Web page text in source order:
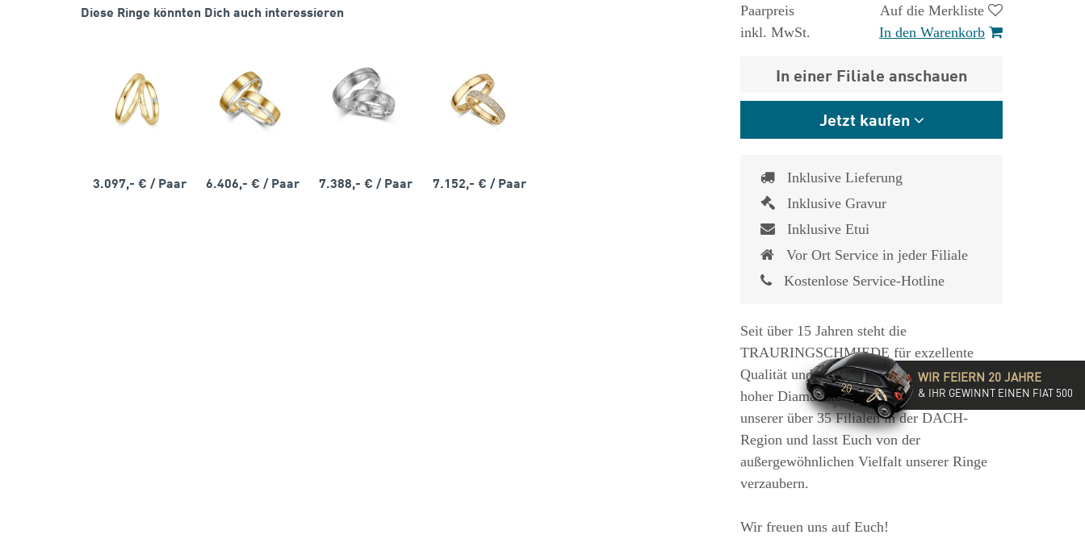
Diese Ringe könnten Dich auch interessieren
3.097,- € / Paar 6.406,- €/ Paar 7.388,- €/ Paar 7.152,- € / Paar
Paarpreis
inkl. MwSt.
Auf die Merkliste
In den Warenkorb
In einer Filiale anschauen
Jetzt kaufen
Inklusive Lieferung
Inklusive Gravur
Inklusive Etui
Vor Ort Service in jeder Filiale
Kostenlose Service-Hotline
Seit über 15 Jahren steht die
TRAURINGSCHMIEDE für exzellente
Qualität und hochwertige Beratung mit
hoher Diamantkompetenz. Besucht eine
unserer über 35 Filialen in der DACH-
Region und lasst Euch von der
außergewöhnlichen Vielfalt unserer Ringe
verzaubern.
Wir freuen uns auf Euch!
WIR FEIERN 20 JAHRE
& IHR GEWINNT EINEN FIAT 500